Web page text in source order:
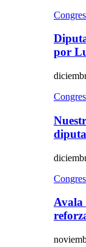
por
Avala